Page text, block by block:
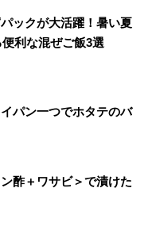
ックが大活躍！暑い夏
利な混ぜご飯3選
パン一つでホタテのバ
酢＋ワサビ＞で漬けた